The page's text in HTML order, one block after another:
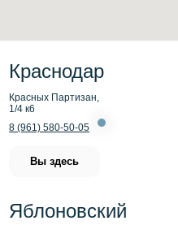
Краснодар
Красных Партизан,
1/4 к6
8 (961) 580-50-05
Вы здесь
Яблоновский